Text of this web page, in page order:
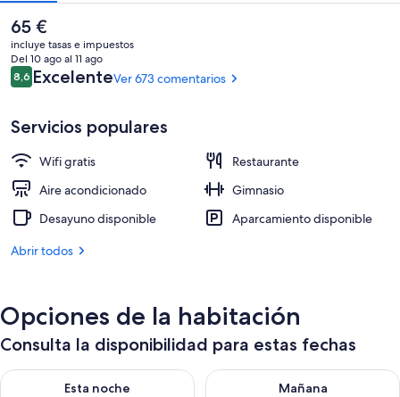
Se ofrece un desayuno bufé todos
El
precio
actual
es
de
65 €
incluye tasas e impuestos
Del 10 ago al 11 ago
Comentarios
8,68,6 de 10
ExcelenteVer 673 comentarios
Servicios populares
Wifi gratis
Restaurante
Aire acondicionado
Gimnasio
Desayuno disponible
Aparcamiento disponible
Abrir todos
Opciones de la habitación
Consulta la disponibilidad para estas fechas
Esta noche
Consulta la disponibilidad para esta noche, ago 9 - ago 10
Mañana
Consulta la disponibilidad